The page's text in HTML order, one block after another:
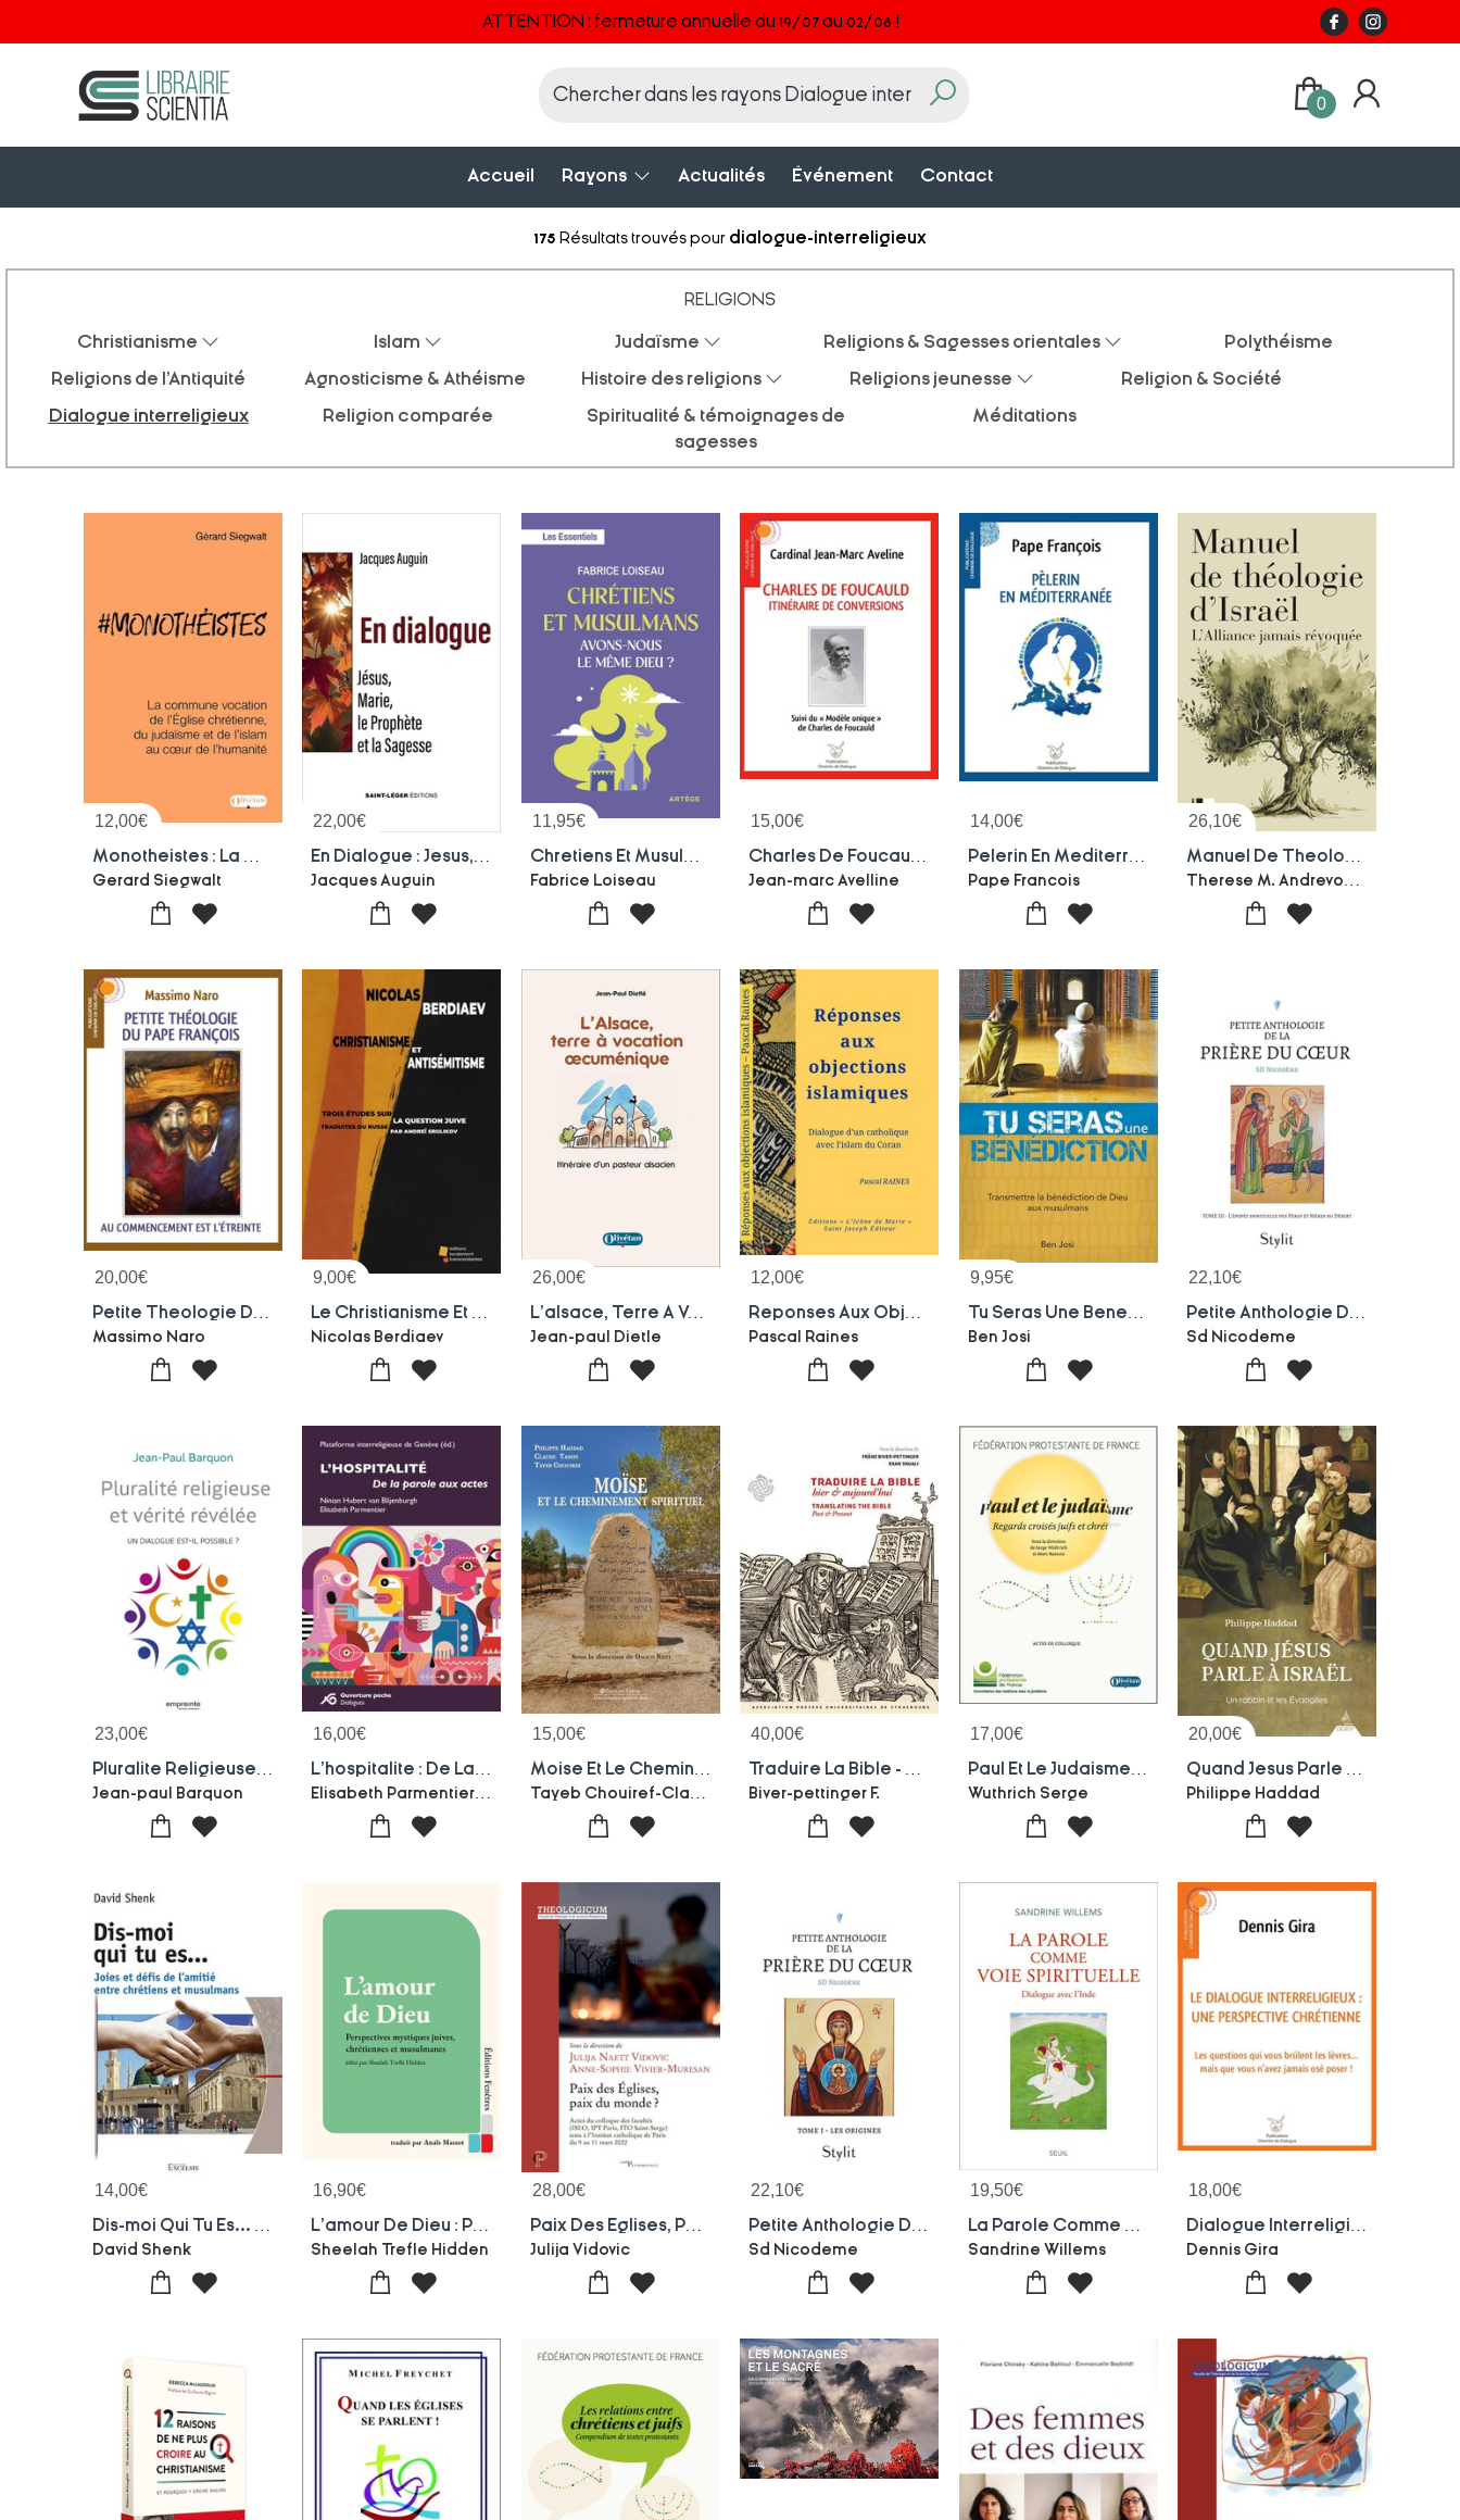
ATTENTION : fermeture annuelle du 19/07 au 02/08 !
0
Accueil Rayons Actualités Événement Contact
175 Résultats trouvés pour dialogue-interreligieux
RELIGIONS
Christianisme Islam Judaïsme Religions & Sagesses orientales
Polythéisme
Religions de l'Antiquité
Agnosticisme & Athéisme Histoire des religions Religions jeunesse
Religion & Société
Dialogue interreligieux
Religion comparée
Spiritualité & témoignages de
sagesses
Méditations
12,00€
Gerard Siegwalt
22,00€
Jacques Auguin
11,95€
Fabrice Loiseau
15,00€
Jean-marc Avelline
14,00€
Pape Francois
26,10€
20,00€
Massimo Naro
9,00€
Nicolas Berdiaev
26,00€
L'alsace, Terre A Vocation Oecumenique : Itineraire D'un Pasteur Alsacien
Jean-paul Dietle
12,00€
Pascal Raines
9,95€
Ben Josi
22,10€
Sd Nicodeme
23,00€
Jean-paul Barquon
16,00€ 15,00€ 40,00€
Biver-pettinger F.
17,00€
Wuthrich Serge
20,00€
Philippe Haddad
14,00€
David Shenk
16,90€
Sheelah Trefle Hidden
28,00€
Paix Des Eglises, Paix Du Monde ?
Julija Vidovic
22,10€
Sd Nicodeme
19,50€
Sandrine Willems
18,00€
Dennis Gira